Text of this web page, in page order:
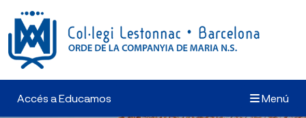
Accés a Educamos Menú